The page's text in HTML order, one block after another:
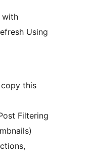
with
Using
Filtering